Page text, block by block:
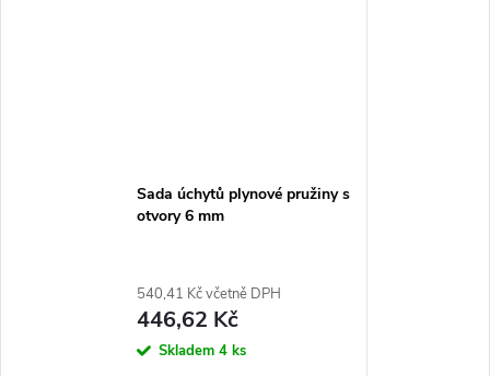
Sada úchytů plynové pružiny s
otvory 6 mm
540,41 Kč včetně DPH
446,62 Kč
Skladem 4 ks